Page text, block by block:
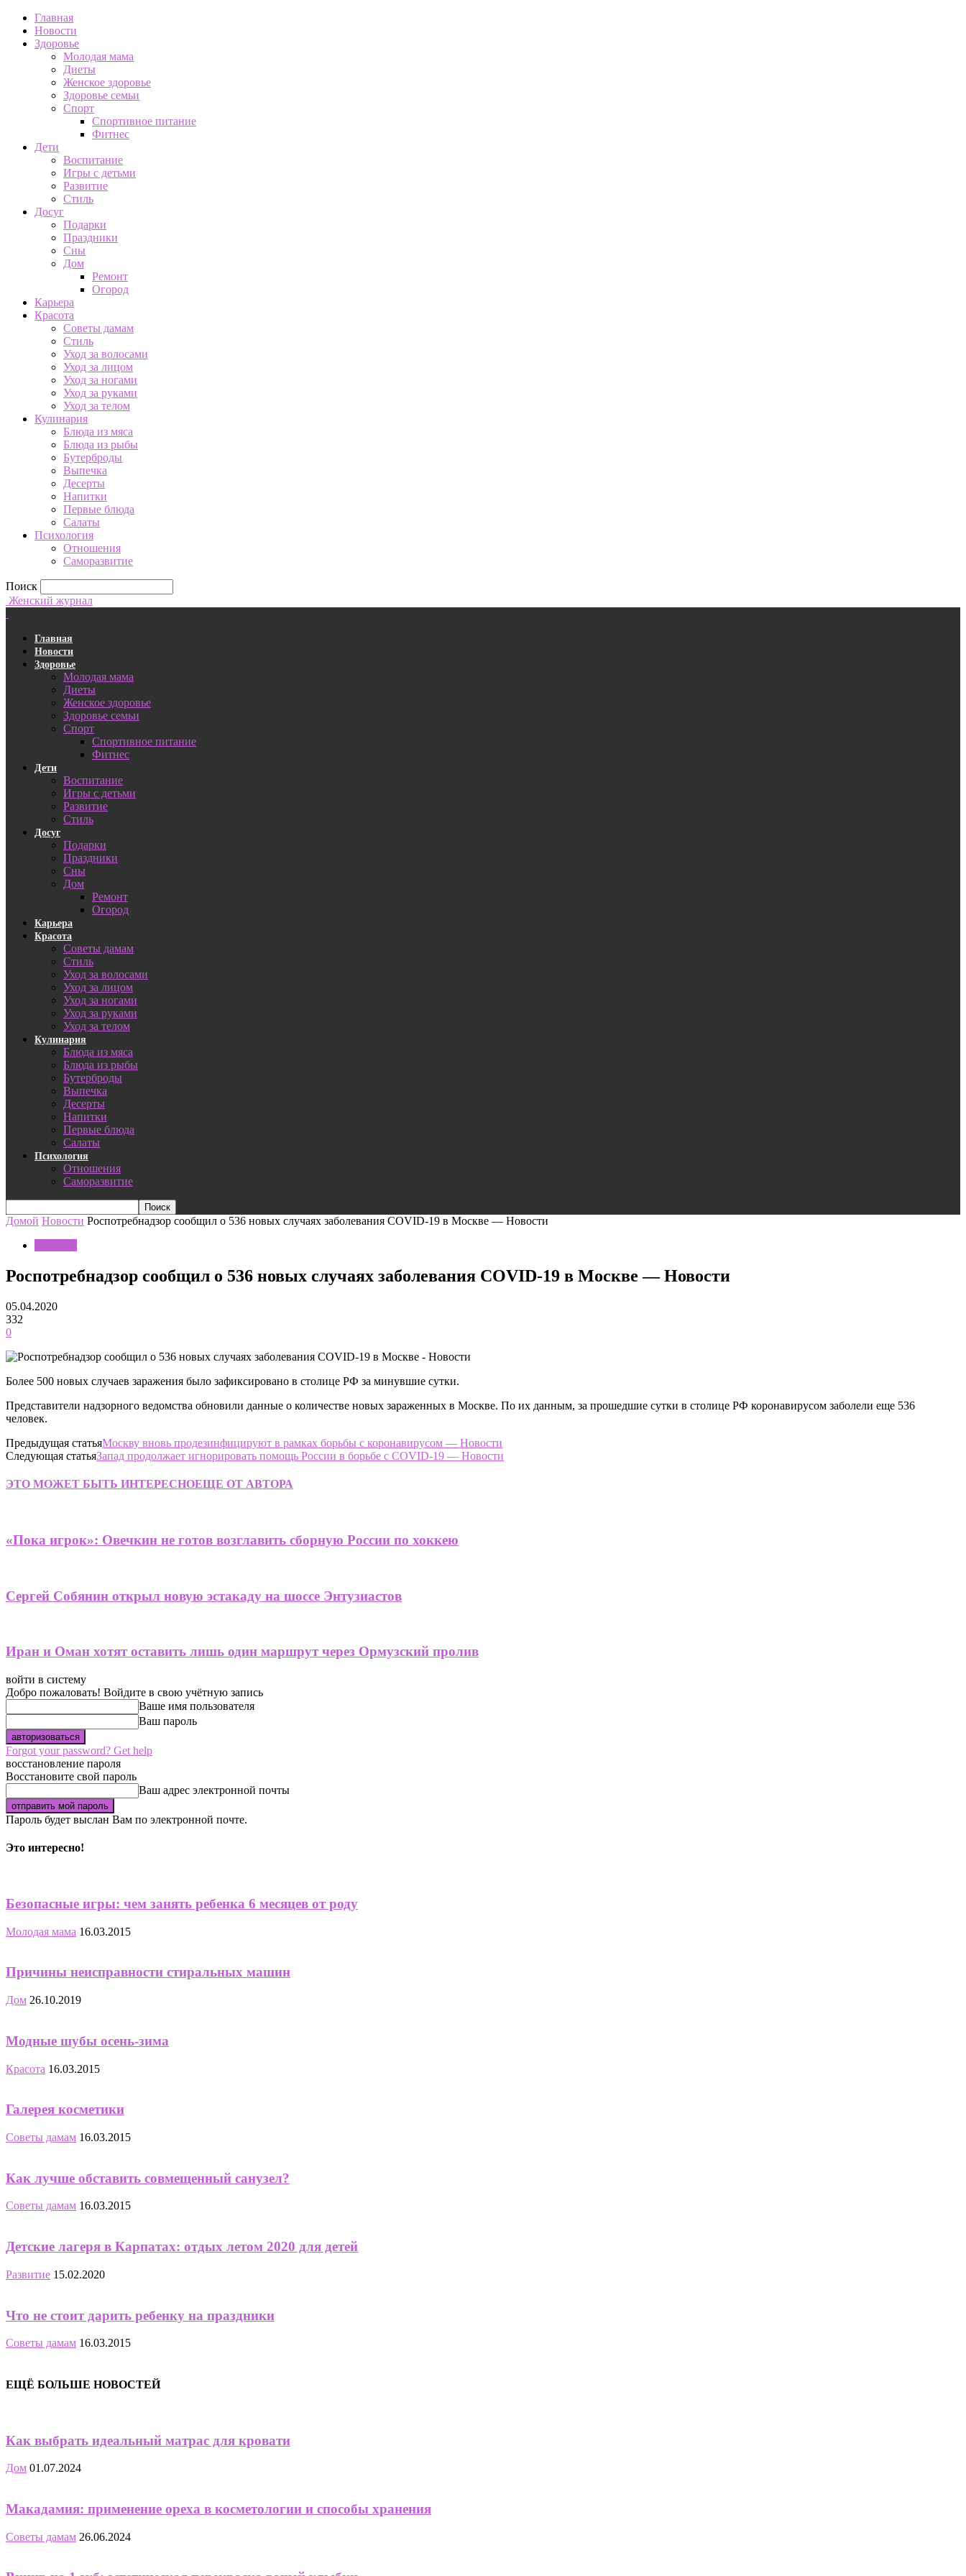
Главная
Новости
Здоровье
Молодая мама
Диеты
Женское здоровье
Здоровье семьи
Спорт
Спортивное питание
Фитнес
Дети
Воспитание
Игры с детьми
Развитие
Стиль
Досуг
Подарки
Праздники
Сны
Дом
Ремонт
Огород
Карьера
Красота
Советы дамам
Стиль
Уход за волосами
Уход за лицом
Уход за ногами
Уход за руками
Уход за телом
Кулинария
Блюда из мяса
Блюда из рыбы
Бутерброды
Выпечка
Десерты
Напитки
Первые блюда
Салаты
Психология
Отношения
Саморазвитие
Поиск
Женский журнал
Главная
Новости
Здоровье
Молодая мама
Диеты
Женское здоровье
Здоровье семьи
Спорт
Спортивное питание
Фитнес
Дети
Воспитание
Игры с детьми
Развитие
Стиль
Досуг
Подарки
Праздники
Сны
Дом
Ремонт
Огород
Карьера
Красота
Советы дамам
Стиль
Уход за волосами
Уход за лицом
Уход за ногами
Уход за руками
Уход за телом
Кулинария
Блюда из мяса
Блюда из рыбы
Бутерброды
Выпечка
Десерты
Напитки
Первые блюда
Салаты
Психология
Отношения
Саморазвитие
Домой Новости Роспотребнадзор сообщил о 536 новых случаях заболевания COVID-19 в Москве — Новости
Роспотребнадзор сообщил о 536 новых случаях заболевания COVID-19 в Москве — Новости
05.04.2020
332
0
Более 500 новых случаев заражения было зафиксировано в столице РФ за минувшие сутки.
Представители надзорного ведомства обновили данные о количестве новых зараженных в Москве. По их данным, за прошедшие сутки в столице РФ коронавирусом заболели еще 536
человек.
Предыдущая статьяМоскву вновь продезинфицируют в рамках борьбы с коронавирусом — Новости
Следующая статьяЗапад продолжает игнорировать помощь России в борьбе с COVID-19 — Новости
ЭТО МОЖЕТ БЫТЬ ИНТЕРЕСНОЕЩЕ ОТ АВТОРА
«Пока игрок»: Овечкин не готов возглавить сборную России по хоккею
Сергей Собянин открыл новую эстакаду на шоссе Энтузиастов
Иран и Оман хотят оставить лишь один маршрут через Ормузский пролив
войти в систему
Добро пожаловать! Войдите в свою учётную запись
Ваше имя пользователя
Ваш пароль
Forgot your password? Get help
восстановление пароля
Восстановите свой пароль
Ваш адрес электронной почты
Пароль будет выслан Вам по электронной почте.
Это интересно!
Безопасные игры: чем занять ребенка 6 месяцев от роду
Молодая мама 16.03.2015
Причины неисправности стиральных машин
Дом 26.10.2019
Модные шубы осень-зима
Красота 16.03.2015
Галерея косметики
Советы дамам 16.03.2015
Как лучше обставить совмещенный санузел?
Советы дамам 16.03.2015
Детские лагеря в Карпатах: отдых летом 2020 для детей
Развитие 15.02.2020
Что не стоит дарить ребенку на праздники
Советы дамам 16.03.2015
ЕЩЁ БОЛЬШЕ НОВОСТЕЙ
Как выбрать идеальный матрас для кровати
Дом 01.07.2024
Макадамия: применение ореха в косметологии и способы хранения
Советы дамам 26.06.2024